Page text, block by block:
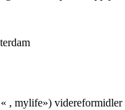
, mylife»)